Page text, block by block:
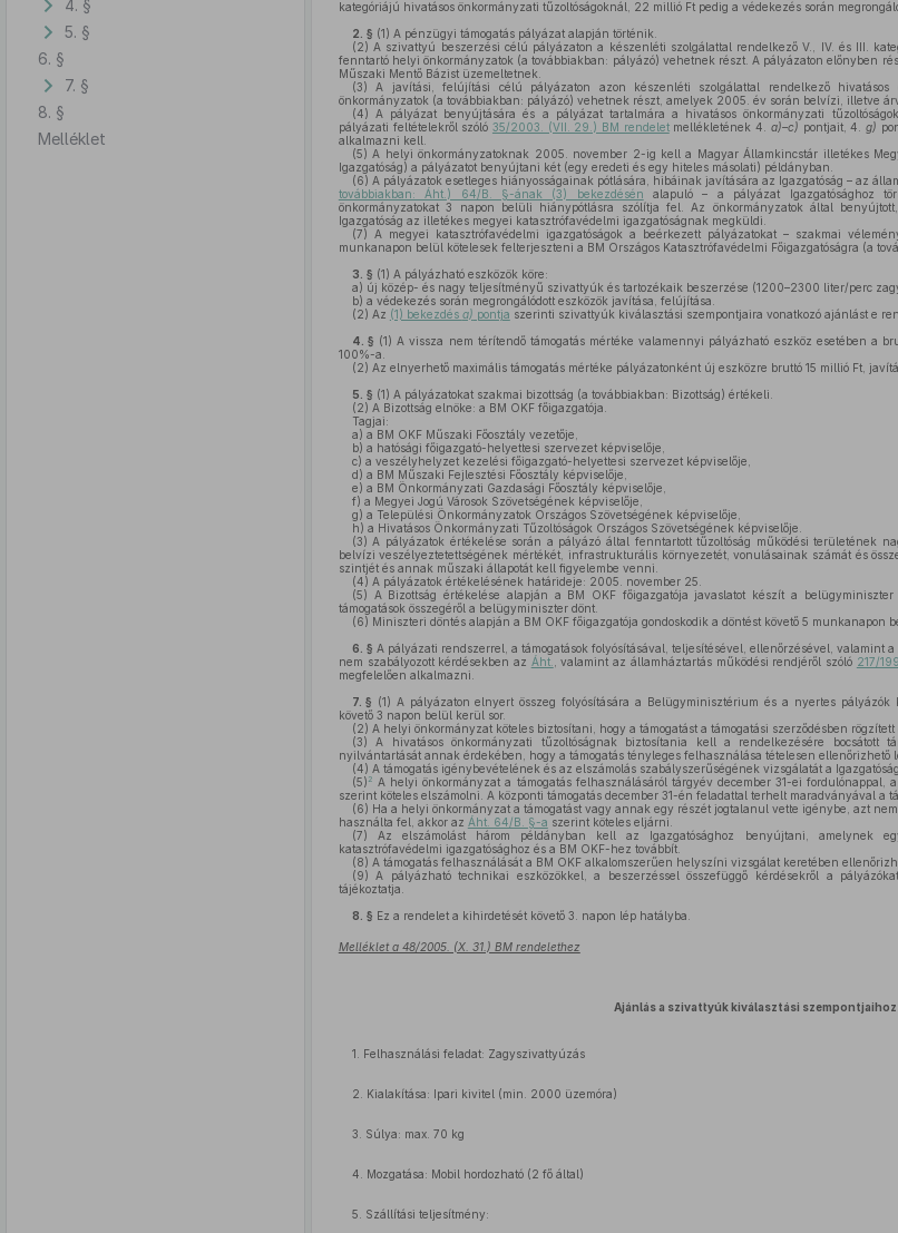
4. §
5. §
6. §
7. §
8. §
Melléklet
kategóriájú hivatásos önkormányzati tűzoltóságoknál, 22 millió Ft pedig a védekezés során
2. § (1) A pénzügyi támogatás pályázat alapján történik.
(2) A szivattyú beszerzési célú pályázaton a készenléti szolgálattal rendelkező V., IV. és III.
fenntartó helyi önkormányzatok (a továbbiakban: pályázó) vehetnek részt. A pályázaton előnyben
Műszaki Mentő Bázist üzemeltetnek.
(3) A javítási, felújítási célú pályázaton azon készenléti szolgálattal rendelkező hivatásos
önkormányzatok (a továbbiakban: pályázó) vehetnek részt, amelyek 2005. év során belvízi, illetve
(4) A pályázat benyújtására és a pályázat tartalmára a hivatásos önkormányzati
pályázati feltételekről szóló 35/2003. (VII. 29.) BM rendeletmellékletének 4. a)–c) pontjait, 4. g)
alkalmazni kell.
(5) A helyi önkormányzatoknak 2005. november 2-ig kell a Magyar Államkincstár illetékes
Igazgatóság) a pályázatot benyújtani két (egy eredeti és egy hiteles másolati) példányban.
(6) A pályázatok esetleges hiányosságainak pótlására, hibáinak javítására az Igazgatóság – az
továbbiakban: Áht.) 64/B. §-ának (3) bekezdésén alapuló – a pályázat Igazgatósághoz
önkormányzatokat 3 napon belüli hiánypótlásra szólítja fel. Az önkormányzatok által
Igazgatóság az illetékes megyei katasztrófavédelmi igazgatóságnak megküldi.
(7) A megyei katasztrófavédelmi igazgatóságok a beérkezett pályázatokat – szakmai
munkanapon belül kötelesek felterjeszteni a BM Országos Katasztrófavédelmi Főigazgatóságra (a
3. § (1) A pályázható eszközök köre:
a) új közép- és nagy teljesítményű szivattyúk és tartozékaik beszerzése (1200–2300 liter/perc
b) a védekezés során megrongálódott eszközök javítása, felújítása.
(2) Az (1) bekezdés a) pontja szerinti szivattyúk kiválasztási szempontjaira vonatkozó ajánlást e
4. § (1) A vissza nem térítendő támogatás mértéke valamennyi pályázható eszköz esetében a
100%-a.
(2) Az elnyerhető maximális támogatás mértéke pályázatonként új eszközre bruttó 15 millió Ft,
5. § (1) A pályázatokat szakmai bizottság (a továbbiakban: Bizottság) értékeli.
(2) A Bizottság elnöke: a BM OKF főigazgatója.
Tagjai:
a) a BM OKF Műszaki Főosztály vezetője,
b) a hatósági főigazgató-helyettesi szervezet képviselője,
c) a veszélyhelyzet kezelési főigazgató-helyettesi szervezet képviselője,
d) a BM Műszaki Fejlesztési Főosztály képviselője,
e) a BM Önkormányzati Gazdasági Főosztály képviselője,
f) a Megyei Jogú Városok Szövetségének képviselője,
g) a Települési Önkormányzatok Országos Szövetségének képviselője,
h) a Hivatásos Önkormányzati Tűzoltóságok Országos Szövetségének képviselője.
(3) A pályázatok értékelése során a pályázó által fenntartott tűzoltóság működési területének
belvízi veszélyeztetettségének mértékét, infrastrukturális környezetét, vonulásainak számát és
szintjét és annak műszaki állapotát kell figyelembe venni.
(4) A pályázatok értékelésének határideje: 2005. november 25.
(5) A Bizottság értékelése alapján a BM OKF főigazgatója javaslatot készít a
támogatások összegéről a belügyminiszter dönt.
(6) Miniszteri döntés alapján a BM OKF főigazgatója gondoskodik a döntést követő 5 munkanapon
6. § A pályázati rendszerrel, a támogatások folyósításával, teljesítésével, ellenőrzésével, valamint
nem szabályozott kérdésekben az Áht. , valamint az államháztartás működési rendjéről szóló 217/
megfelelően alkalmazni.
7. § (1) A pályázaton elnyert összeg folyósítására a Belügyminisztérium és a nyertes pályázók
követő 3 napon belül kerül sor.
(2) A helyi önkormányzat köteles biztosítani, hogy a támogatást a támogatási szerződésben
(3) A hivatásos önkormányzati tűzoltóságnak biztosítania kell a rendelkezésére bocsátott
nyilvántartását annak érdekében, hogy a támogatás tényleges felhasználása tételesen ellenőrizhető
(4) A támogatás igénybevételének és az elszámolás szabályszerűségének vizsgálatát a
(5) 2 A helyi önkormányzat a támogatás felhasználásáról tárgyév december 31-ei fordulónappal,
szerint köteles elszámolni. A központi támogatás december 31-én feladattal terhelt maradványával a
(6) Ha a helyi önkormányzat a támogatást vagy annak egy részét jogtalanul vette igénybe, azt
használta fel, akkor az Áht. 64/B. §-a szerint köteles eljárni.
(7) Az elszámolást három példányban kell az Igazgatósághoz benyújtani, amelynek
katasztrófavédelmi igazgatósághoz és a BM OKF-hez továbbít.
(8) A támogatás felhasználását a BM OKF alkalomszerűen helyszíni vizsgálat keretében
(9) A pályázható technikai eszközökkel, a beszerzéssel összefüggő kérdésekről a
tájékoztatja.
8. § Ez a rendelet a kihirdetését követő 3. napon lép hatályba.
Melléklet a 48/2005. (X. 31.) BM rendelethez
Ajánlás a szivattyúk kiválasztási szempontjaihoz
1. Felhasználási feladat: Zagyszivattyúzás
2. Kialakítása: Ipari kivitel (min. 2000 üzemóra)
3. Súlya: max. 70 kg
4. Mozgatása: Mobil hordozható (2 fő által)
5. Szállítási teljesítmény: